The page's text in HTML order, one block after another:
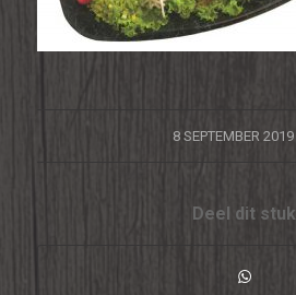
8 SEPTEMBER 2019
/
Deel dit stuk